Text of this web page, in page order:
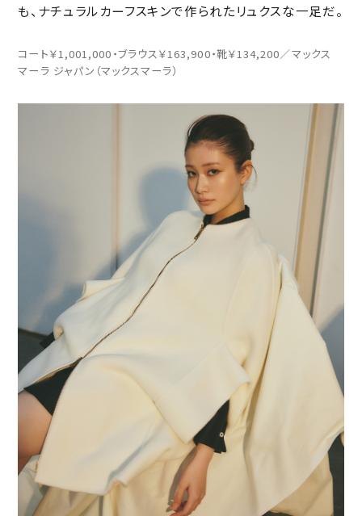
も、ナチュラルカーフスキンで作られたリュクスな一足だ。
コート￥1,001,000・ブラウス￥163,900・靴￥134,200／マックス
マーラ ジャパン（マックスマーラ）